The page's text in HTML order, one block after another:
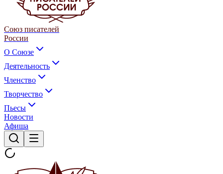
Союз писателей
России
О Союзе
Деятельность
Членство
Творчество
Пьесы
Новости
Афиша